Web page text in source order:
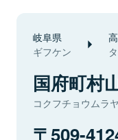
岐阜県
ギフケン
国府町村
コクフチョウムラ
509-